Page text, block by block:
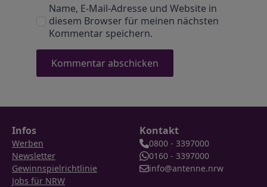
Name, E-Mail-Adresse und Website in
diesem Browser für meinen nächsten
Kommentar speichern.
Infos
Werben
Newsletter
Gewinnspielrichtlinie
Jobs für NRW
Kontakt
0800 - 3397000
0160 - 3397000
info@antenne.nrw